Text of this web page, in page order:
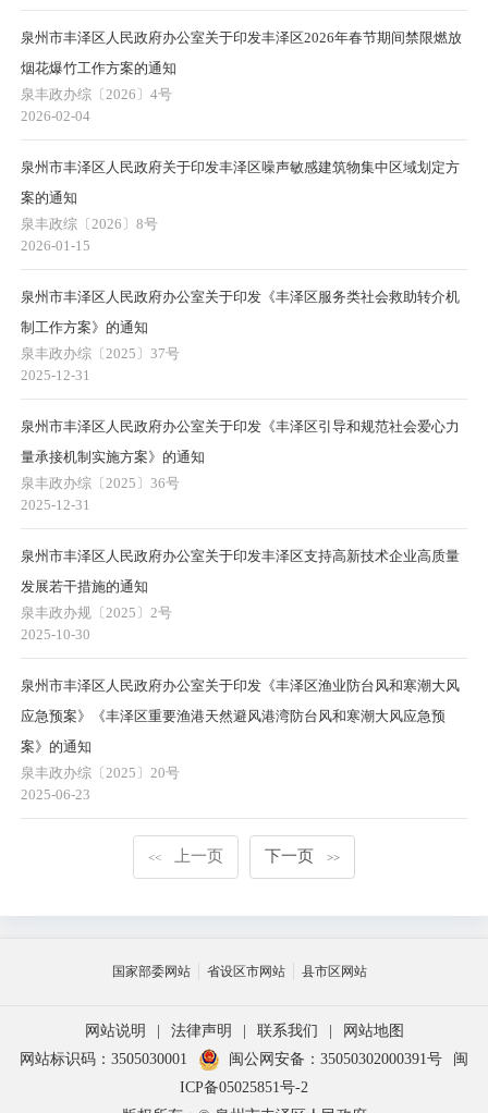
泉州市丰泽区人民政府办公室关于印发丰泽区2026年春节期间禁限燃放
烟花爆竹工作方案的通知
泉丰政办综〔2026〕4号
2026-02-04
泉州市丰泽区人民政府关于印发丰泽区噪声敏感建筑物集中区域划定方
案的通知
泉丰政综〔2026〕8号
2026-01-15
泉州市丰泽区人民政府办公室关于印发《丰泽区服务类社会救助转介机
制工作方案》的通知
泉丰政办综〔2025〕37号
2025-12-31
泉州市丰泽区人民政府办公室关于印发《丰泽区引导和规范社会爱心力
量承接机制实施方案》的通知
泉丰政办综〔2025〕36号
2025-12-31
泉州市丰泽区人民政府办公室关于印发丰泽区支持高新技术企业高质量
发展若干措施的通知
泉丰政办规〔2025〕2号
2025-10-30
泉州市丰泽区人民政府办公室关于印发《丰泽区渔业防台风和寒潮大风
应急预案》《丰泽区重要渔港天然避风港湾防台风和寒潮大风应急预
案》的通知
泉丰政办综〔2025〕20号
2025-06-23
<< 上一页 下一页 >>
国家部委网站 省设区市网站 县市区网站
网站说明 | 法律声明 | 联系我们 |
网站地图
网站标识码：3505030001
闽公网安备：35050302000391号
闽
ICP备05025851号-2